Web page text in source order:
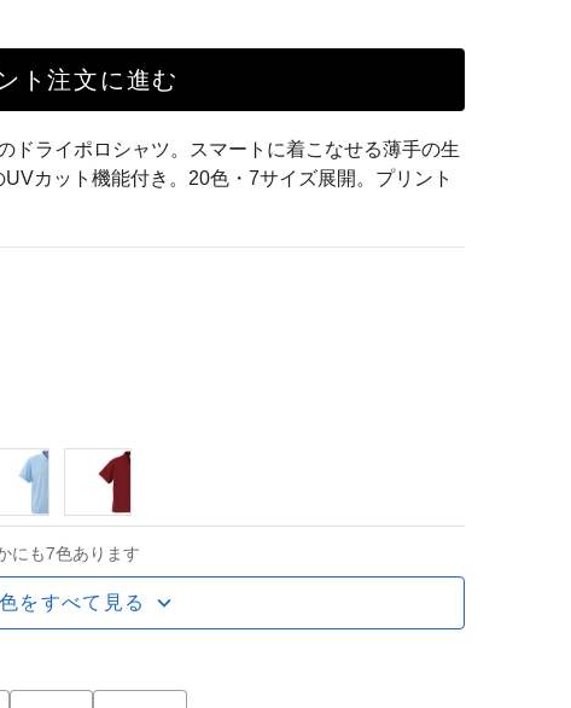
ト注文に進む
ドライポロシャツ。スマートに着こなせる薄手の生
カット機能付き。20色・7サイズ展開。プリント
にも7色あります
をすべて見る